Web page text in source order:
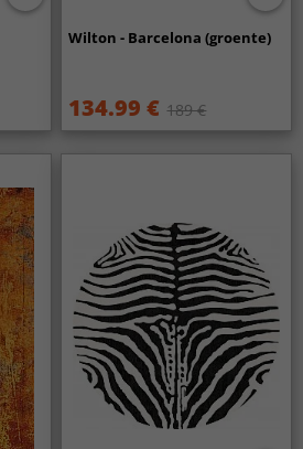
Wilton - Barcelona (groente)
134.99 € 189 €